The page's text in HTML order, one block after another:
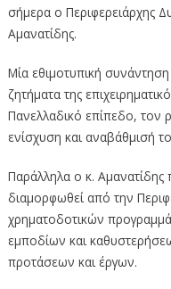
σήμερα ο Περιφερειάρχης
Αμανατίδης.
Μία εθιμοτυπική
ζητήματα της
Πανελλαδικό επίπεδο, τον
ενίσχυση και αναβάθμισή
Παράλληλα ο κ. Αμανατίδης
διαμορφωθεί από την
χρηματοδοτικών
εμποδίων και
προτάσεων και έργων.